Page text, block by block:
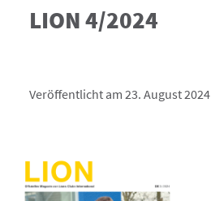
LION 4/2024
Veröffentlicht am 23. August 2024